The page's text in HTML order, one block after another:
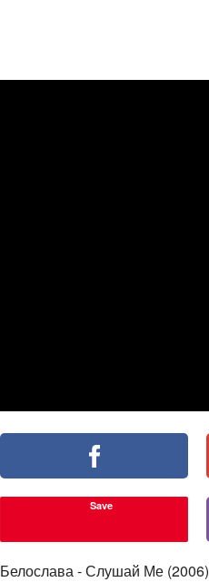
Save
Белослава - Слушай Ме (2006)